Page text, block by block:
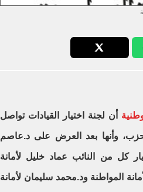
أن لجنة اختيار القيادات تواصل
للحزب، وأنها بعد العرض على د.عاصم
كل من النائب عماد خليل لأمانة
المواطنة ود.محمد سليمان لأمانة